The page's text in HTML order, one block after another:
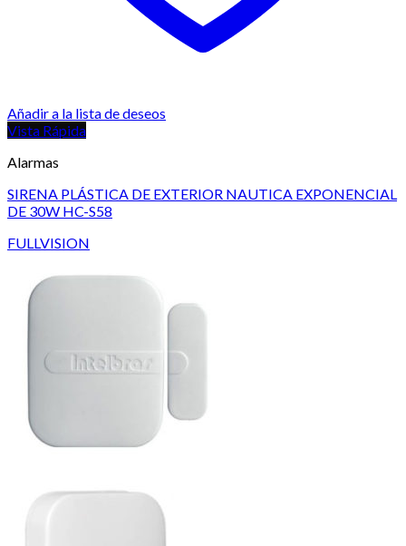
Añadir a la lista de deseos
Vista Rápida
Alarmas
SIRENA PLÁSTICA DE EXTERIOR NAUTICA EXPONENCIAL
DE 30W HC-S58
FULLVISION